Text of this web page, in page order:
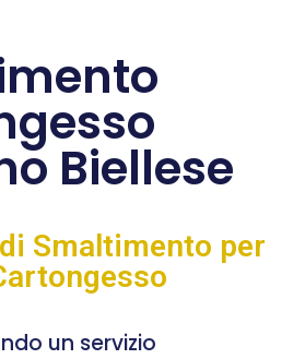
Biellese
Smaltimento per
un servizio